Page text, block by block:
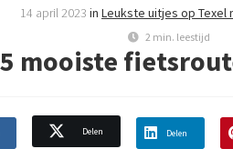
14 april 2023 in Leukste uitjes op Texel
2 min. leestijd
mooiste
Delen Delen